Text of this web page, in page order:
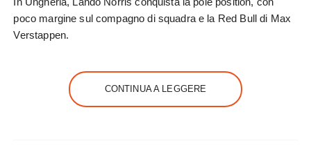
poco margine sul compagno di squadra e la Red Bull di Max
Verstappen.
CONTINUA A LEGGERE